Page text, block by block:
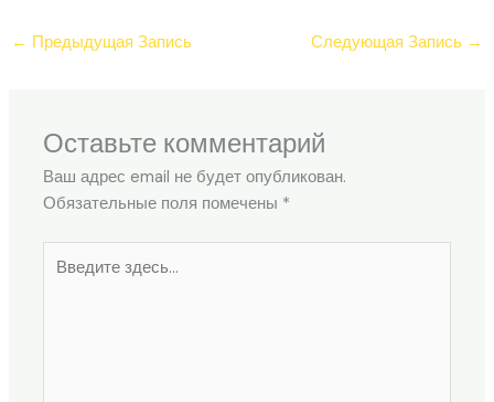
← Предыдущая Запись Следующая Запись →
Оставьте комментарий
Ваш адрес email не будет опубликован.
Обязательные поля помечены *
здесь...